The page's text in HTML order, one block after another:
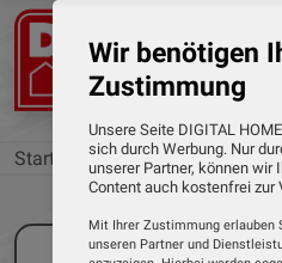
Startseite Marken
Wir benötigen
Zustimmung
Unsere Seite DIGITAL
sich durch Werbung. Nur
unserer Partner, können wir
Content auch kostenfrei zur
Mit Ihrer Zustimmung erlauben
unseren Partner und